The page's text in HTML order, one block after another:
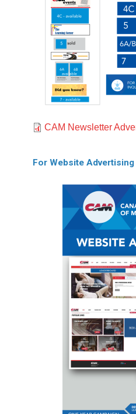
Document
CAM Newsletter
For Website Advertising